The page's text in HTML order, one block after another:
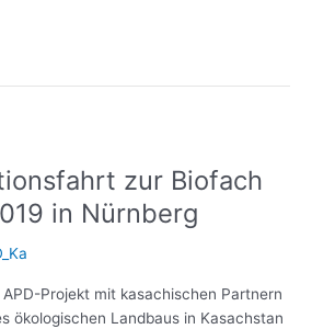
zur Biofach
in Nürnberg
Projekt mit kasachischen Partnern
ökologischen Landbaus in Kasachstan